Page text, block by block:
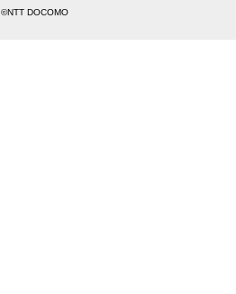
©NTT DOCOMO